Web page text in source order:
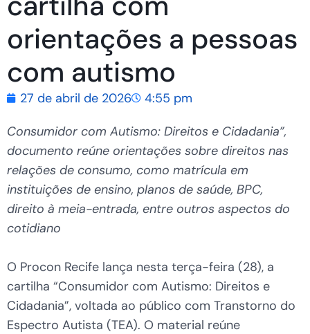
orientações a pessoas
com autismo
27 de abril de 2026
4:55 pm
Consumidor com Autismo: Direitos e Cidadania”,
documento reúne orientações sobre direitos nas
relações de consumo, como matrícula em
instituições de ensino, planos de saúde, BPC,
direito à meia-entrada, entre outros aspectos do
cotidiano
O Procon Recife lança nesta terça-feira (28), a
cartilha “Consumidor com Autismo: Direitos e
Cidadania”, voltada ao público com Transtorno do
Espectro Autista (TEA). O material reúne